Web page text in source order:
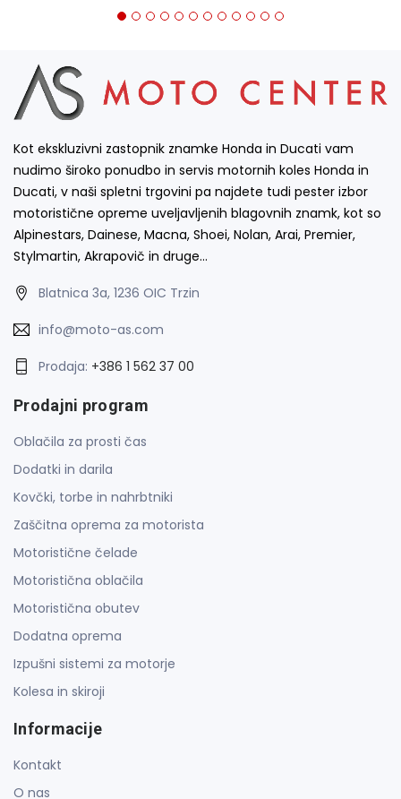
Kot ekskluzivni zastopnik znamke Honda in Ducati vam
nudimo široko ponudbo in servis motornih koles Honda in
Ducati, v naši spletni trgovini pa najdete tudi pester izbor
motoristične opreme uveljavljenih blagovnih znamk, kot so
Alpinestars, Dainese, Macna, Shoei, Nolan, Arai, Premier,
Stylmartin, Akrapovič in druge…
Blatnica 3a, 1236 OIC Trzin
info@moto-as.com
Prodaja: +386 1 562 37 00
Prodajni program
Oblačila za prosti čas
Dodatki in darila
Kovčki, torbe in nahrbtniki
Zaščitna oprema za motorista
Motoristične čelade
Motoristična oblačila
Motoristična obutev
Dodatna oprema
Izpušni sistemi za motorje
Kolesa in skiroji
Informacije
Kontakt
O nas